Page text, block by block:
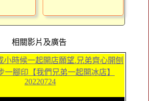
相關影片及廣告
小時候一起開店願望.兄弟齊心開刨
腳印【我們兄弟一起開冰店】
20220724